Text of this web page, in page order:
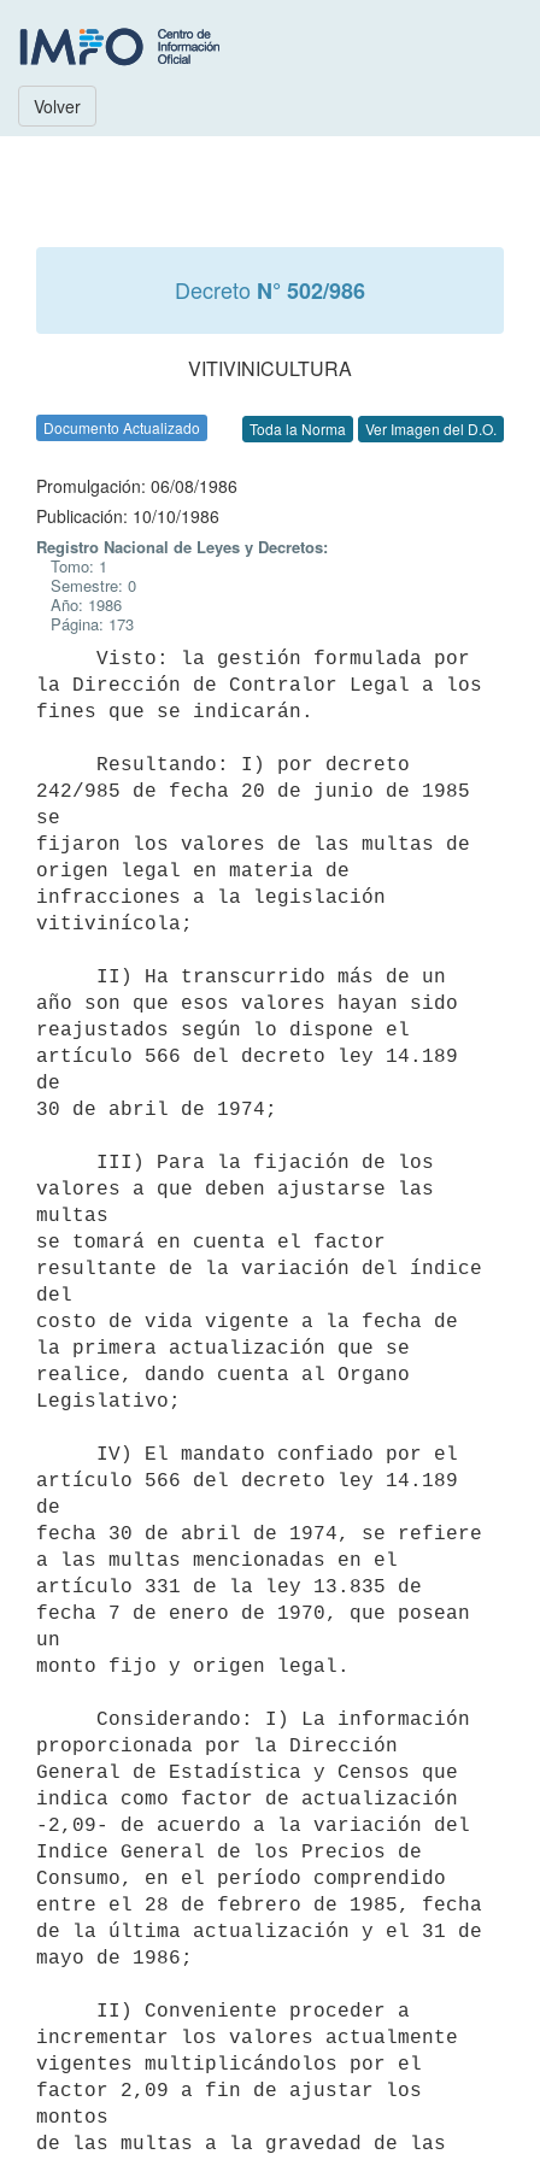
Volver
Decreto N° 502/986
VITIVINICULTURA
Documento Actualizado Toda la Norma Ver Imagen del D.O.
Promulgación: 06/08/1986
Publicación: 10/10/1986
Registro Nacional de Leyes y Decretos:
Tomo: 1
Semestre: 0
Año: 1986
Página: 173
la Dirección de Contralor Legal a los
fines que se indicarán.
242/985 de fecha 20 de junio de 1985
se
fijaron los valores de las multas de
origen legal en materia de
infracciones a la legislación
vitivinícola;
año son que esos valores hayan sido
reajustados según lo dispone el
artículo 566 del decreto ley 14.189
de
30 de abril de 1974;
valores a que deben ajustarse las
multas
se tomará en cuenta el factor
resultante de la variación del índice
del
costo de vida vigente a la fecha de
la primera actualización que se
realice, dando cuenta al Organo
Legislativo;
artículo 566 del decreto ley 14.189
de
fecha 30 de abril de 1974, se refiere
a las multas mencionadas en el
artículo 331 de la ley 13.835 de
fecha 7 de enero de 1970, que posean
un
monto fijo y origen legal.
proporcionada por la Dirección
General de Estadística y Censos que
indica como factor de actualización
-2,09- de acuerdo a la variación del
Indice General de los Precios de
Consumo, en el período comprendido
entre el 28 de febrero de 1985, fecha
de la última actualización y el 31 de
mayo de 1986;
incrementar los valores actualmente
vigentes multiplicándolos por el
factor 2,09 a fin de ajustar los
montos
de las multas a la gravedad de las